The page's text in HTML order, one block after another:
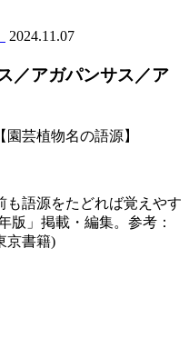
2024.11.07
／アガパンサス／ア
芸植物名の語源】
も語源をたどれば覚えやす
版」掲載・編集。参考：
京書籍)